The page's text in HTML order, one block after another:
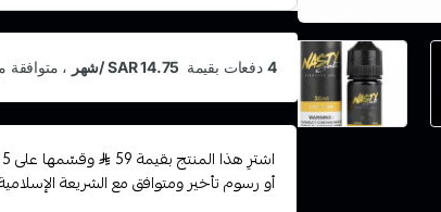
اشترِ هذا المنتج بقيمة 59
أو رسوم تأخير ومتوافق مع الشريعة